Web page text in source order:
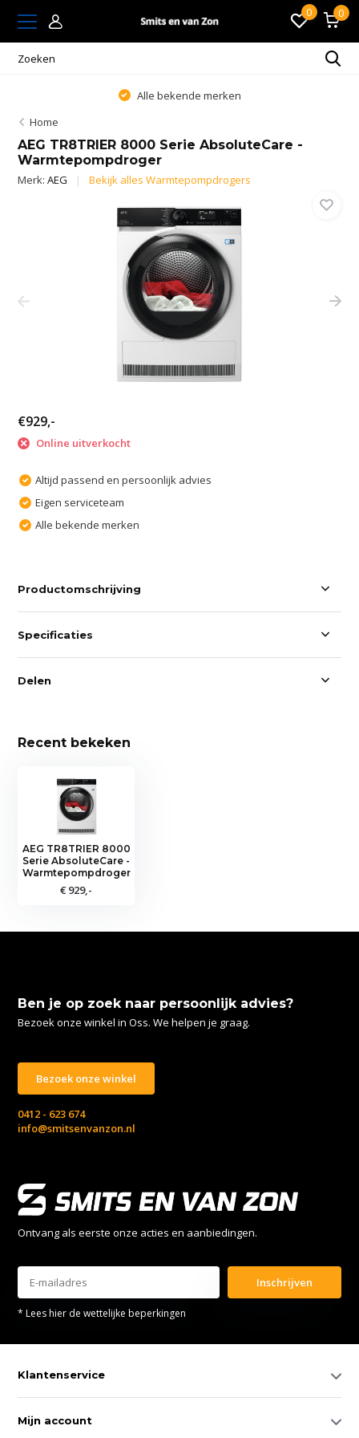
0 0
Alle bekende merken
Home
AEG TR8TRIER 8000 Serie AbsoluteCare -
Warmtepompdroger
Merk:AEG Bekijk alles Warmtepompdrogers
€929,-
Online uitverkocht
Altijd passend en persoonlijk advies
Eigen serviceteam
Alle bekende merken
Productomschrijving
Specificaties
Delen
Recent bekeken
AEG TR8TRIER 8000
Serie AbsoluteCare -
Warmtepompdroger
€ 929,-
Ben je op zoek naar persoonlijk advies?
Bezoek onze winkel in Oss. We helpen je graag.
Bezoek onze winkel
0412 - 623 674
info@smitsenvanzon.nl
Ontvang als eerste onze acties en aanbiedingen.
Inschrijven
* Lees hier de wettelijke beperkingen
Klantenservice
Mijn account